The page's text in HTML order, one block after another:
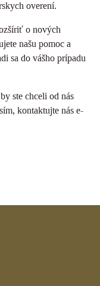
overení.
o nových
našu pomoc a
sa do vášho prípadu
ste chceli od nás
kontaktujte nás e-